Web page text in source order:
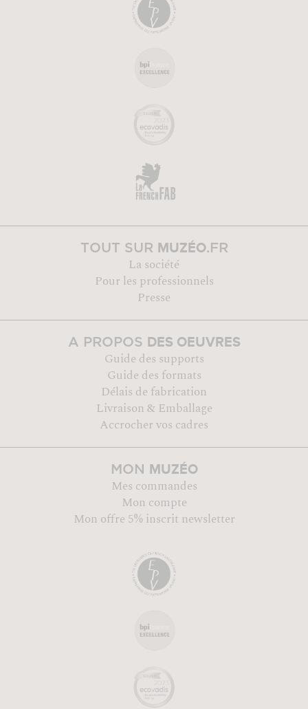
TOUT SUR MUZÉO.FR
La société
Pour les professionnels
Presse
A PROPOS DES OEUVRES
Guide des supports
Guide des formats
Délais de fabrication
Livraison & Emballage
Accrocher vos cadres
MON MUZÉO
Mes commandes
Mon compte
Mon offre 5% inscrit newsletter